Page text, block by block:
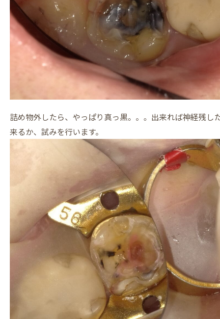
詰め物外したら、やっぱり真っ黒。。。出来れば神経残し
来るか、試みを行います。